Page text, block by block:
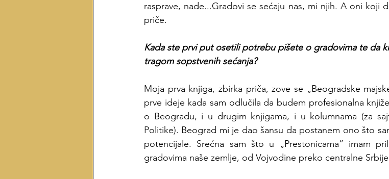
rasprave, nade...Gradovi se sećaju nas, mi njih. A oni koji
priče.
Kada ste prvi put osetili potrebu pišete o gradovima te da
tragom sopstvenih sećanja?
Moja prva knjiga, zbirka priča, zove se „Beogradske
prve ideje kada sam odlučila da budem profesionalna
o Beogradu, i u drugim knjigama, i u kolumnama (za
Politike). Beograd mi je dao šansu da postanem ono što
potencijale. Srećna sam što u „Prestonicama” imam
gradovima naše zemlje, od Vojvodine preko centralne